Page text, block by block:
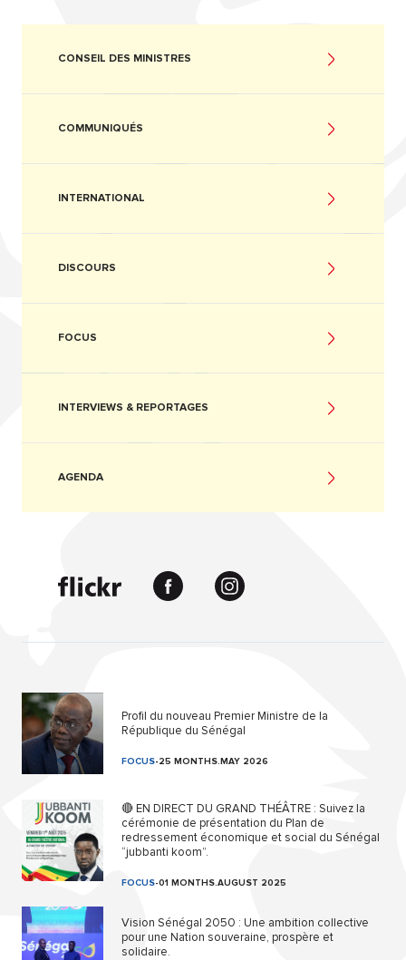
CONSEIL DES MINISTRES
COMMUNIQUÉS
INTERNATIONAL
DISCOURS
FOCUS
INTERVIEWS & REPORTAGES
AGENDA
Profil du nouveau Premier Ministre de la
République du Sénégal
FOCUS-25 MONTHS.MAY 2026
🔴 EN DIRECT DU GRAND THÉÂTRE : Suivez la
cérémonie de présentation du Plan de
redressement économique et social du Sénégal
“jubbanti koom”.
FOCUS-01 MONTHS.AUGUST 2025
Vision Sénégal 2050 : Une ambition collective
pour une Nation souveraine, prospère et
solidaire.